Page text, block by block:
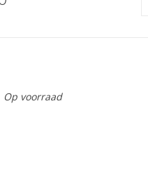
Op voorraad